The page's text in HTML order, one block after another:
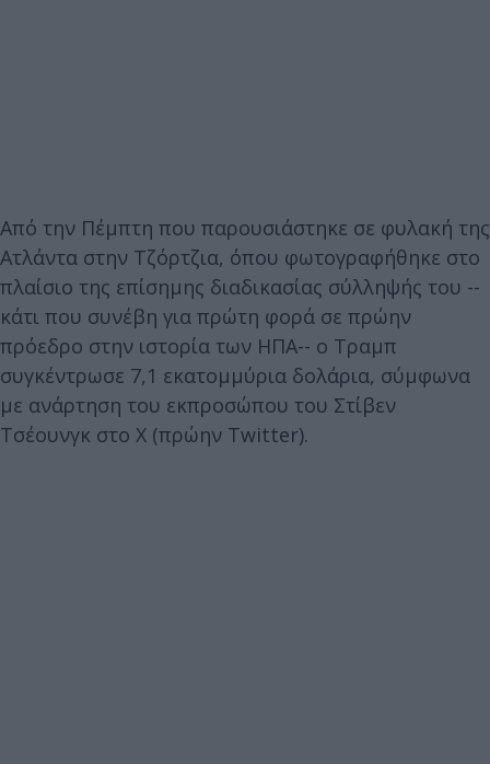
Από την Πέμπτη που παρουσιάστηκε σε φυλακή της
Ατλάντα στην Τζόρτζια, όπου φωτογραφήθηκε στο
πλαίσιο της επίσημης διαδικασίας σύλληψής του --
κάτι που συνέβη για πρώτη φορά σε πρώην
πρόεδρο στην ιστορία των ΗΠΑ-- ο Τραμπ
συγκέντρωσε 7,1 εκατομμύρια δολάρια, σύμφωνα
με ανάρτηση του εκπροσώπου του Στίβεν
Τσέουνγκ στο X (πρώην Twitter).